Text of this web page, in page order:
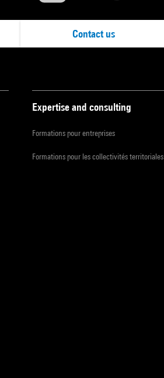
Contact us
Expertise and consulting
Formations pour entreprises
Formations pour les collectivités territoriales